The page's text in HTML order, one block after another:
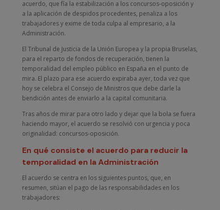
acuerdo, que fía la estabilización a los concursos-oposición y
a la aplicación de despidos procedentes, penaliza a los
trabajadores y exime de toda culpa al empresario, a la
Administración.
El Tribunal de Justicia de la Unión Europea y la propia Bruselas,
para el reparto de fondos de recuperación, tienen la
temporalidad del empleo público en España en el punto de
mira. El plazo para ese acuerdo expiraba ayer, toda vez que
hoy se celebra el Consejo de Ministros que debe darle la
bendición antes de enviarlo a la capital comunitaria.
Tras años de mirar para otro lado y dejar que la bola se fuera
haciendo mayor, el acuerdo se resolvió con urgencia y poca
originalidad: concursos-oposición.
En qué consiste el acuerdo para reducir la
temporalidad en la Administración
El acuerdo se centra en los siguientes puntos, que, en
resumen, sitúan el pago de las responsabilidades en los
trabajadores: